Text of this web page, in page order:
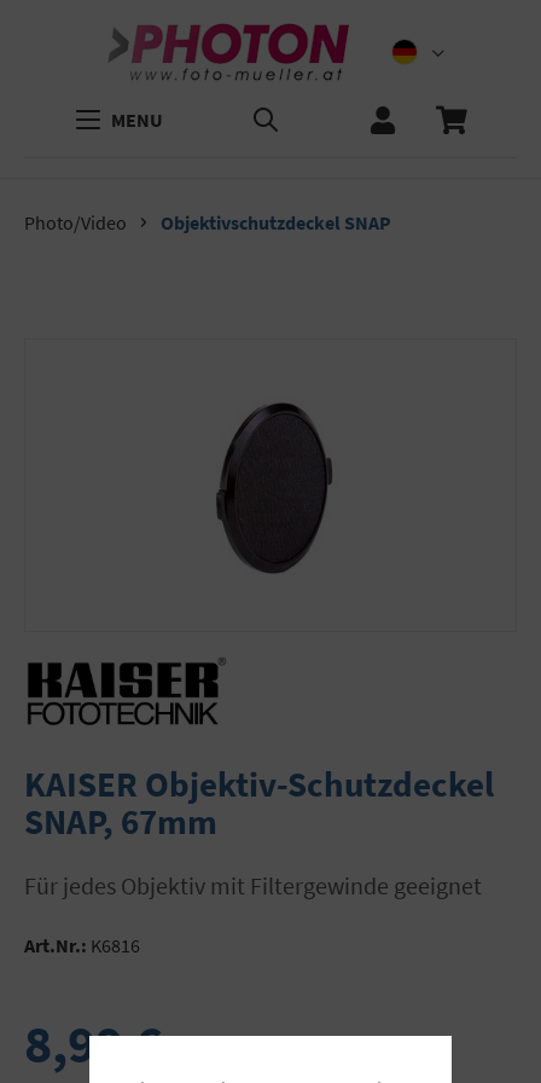
MENU
Photo/Video Objektivschutzdeckel SNAP
KAISER Objektiv-Schutzdeckel
SNAP, 67mm
für jedes Objektiv mit Filtergewinde geeignet
Art.Nr.: K6816
8,99 €